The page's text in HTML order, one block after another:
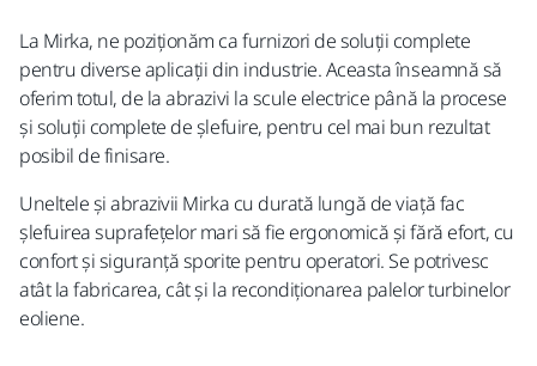
La Mirka, ne poziționăm ca furnizori de soluții complete
pentru diverse aplicații din industrie. Aceasta înseamnă să
oferim totul, de la abrazivi la scule electrice până la procese
și soluții complete de șlefuire, pentru cel mai bun rezultat
posibil de finisare.
Uneltele și abrazivii Mirka cu durată lungă de viață fac
șlefuirea suprafețelor mari să fie ergonomică și fără efort, cu
confort și siguranță sporite pentru operatori. Se potrivesc
atât la fabricarea, cât și la recondiționarea palelor turbinelor
eoliene.